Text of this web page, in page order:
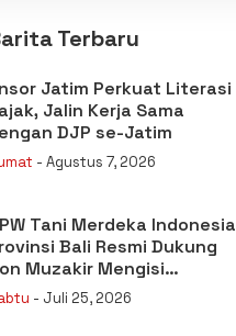
Terbaru
Jatim Perkuat Literasi
Jalin Kerja Sama
DJP se-Jatim
- Agustus 7, 2026
Tani Merdeka Indonesia
Bali Resmi Dukung
Muzakir Mengisi
Wakil Menteri
RI
- Juli 25, 2026